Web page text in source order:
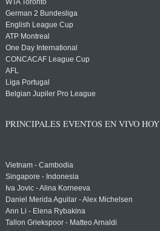
WTA Toronto
German 2 Bundesliga
English League Cup
ATP Montreal
One Day International
CONCACAF League Cup
AFL
Liga Portugal
Belgian Jupiler Pro League
PRINCIPALES EVENTOS EN VIVO HOY
Vietnam - Cambodia
Singapore - Indonesia
Iva Jovic - Alina Korneeva
Daniel Merida Aguilar - Alex Michelsen
Ann Li - Elena Rybakina
Tallon Griekspoor - Matteo Arnaldi